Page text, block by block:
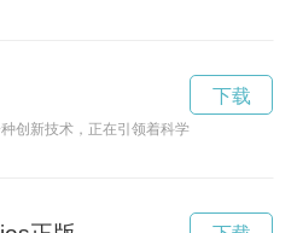
创新技术，正在引领着科学研究的未来发
下载